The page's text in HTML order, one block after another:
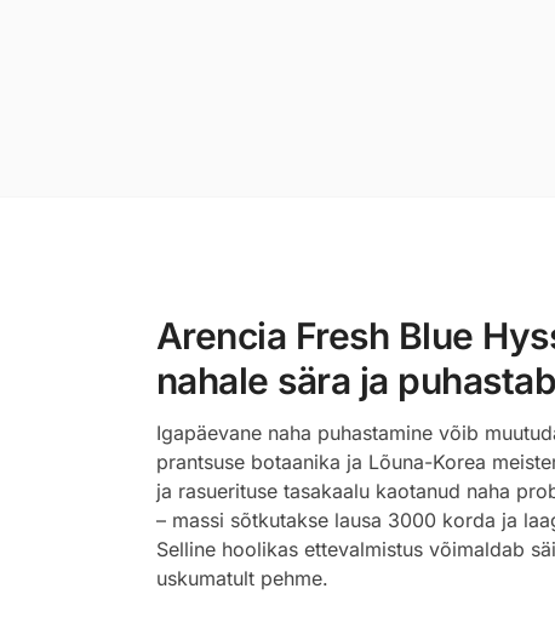
Arencia Fresh Blue
nahale sära ja
Igapäevane naha puhastamine võib
prantsuse botaanika ja Lõuna-Korea
ja rasuerituse tasakaalu kaotanud naha
– massi sõtkutakse lausa 3000 korda ja
Selline hoolikas ettevalmistus võimaldab
uskumatult pehme.